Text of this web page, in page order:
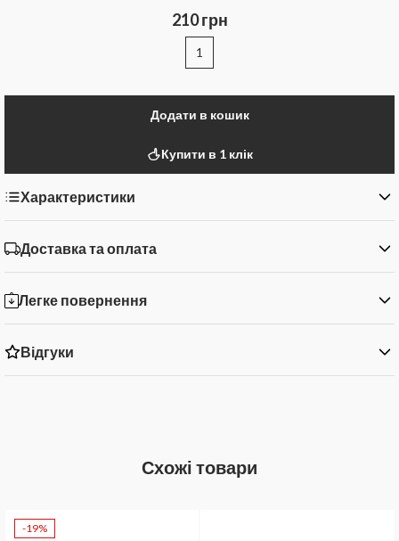
210 грн
1
Додати в кошик
Купити в 1 клік
Характеристики
Доставка та оплата
Легке повернення
Відгуки
Схожі товари
-19%